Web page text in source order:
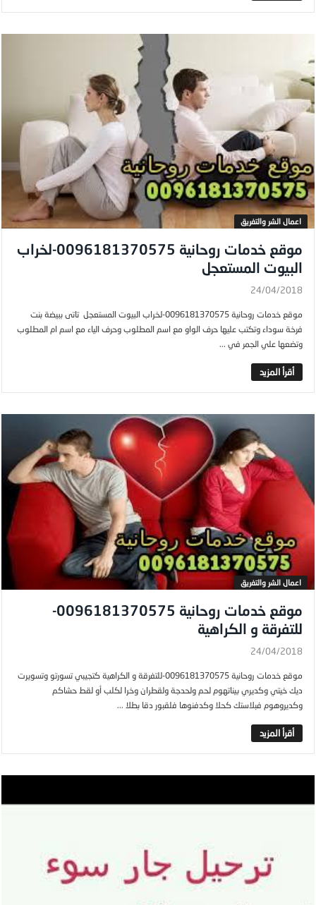
اعمال الشر والتفريق
موقع خدمات روحانية 0096181370575-لخراب
البيوت المستعجل
24/04/2018
موقع خدمات روحانية 0096181370575-لخراب البيوت المستعجل تاتى ببيضة بنت
فرخة سوداء وتكتب عليها حرف الواو مع اسم المطلوب وحرف الياء مع اسم ام المطلوب
وتضعها علي الجمر في ...
‎أقرأ المزيد
اعمال الشر والتفريق
موقع خدمات روحانية 0096181370575-
للتفرقة و الكراهية
24/04/2018
موقع خدمات روحانية 0096181370575-للتفرقة و الكراهية كتجيبي تسورتو وتسويرت
ديك خيتي وكديري بيناتهوم لحم ولحدجة ولقطران وخرا لكلب أو لقط حشاكم
وكديروهوم فبلاستك كحلا وكدفنوها فلقبور دقا بطلا ...
‎أقرأ المزيد